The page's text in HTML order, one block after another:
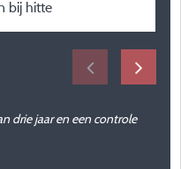
bij hitte
drie jaar en een controle